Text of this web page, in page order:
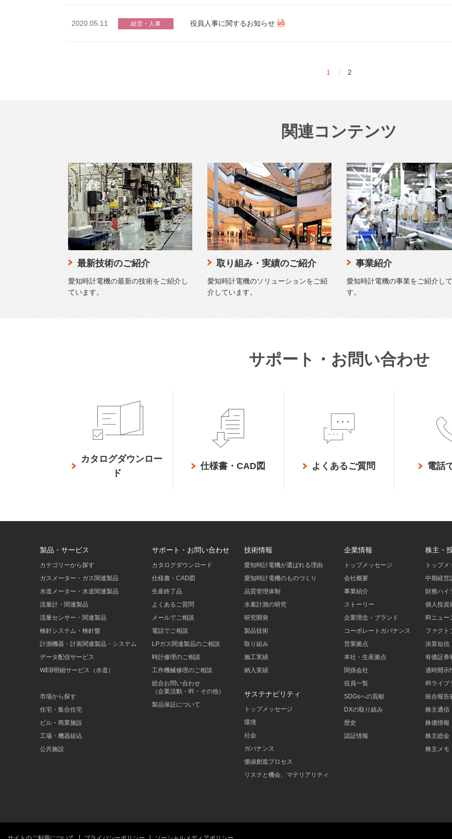
2020.05.11 経営・人事 役員人事に関するお知らせ
1 2
関連コンテンツ
最新技術のご紹介
愛知時計電機の最新の技術をご紹介し
ています。
取り組み・実績のご紹介
愛知時計電機のソリューションをご紹
介しています。
事業紹介
愛知時計電機の事業をご紹介し
す。
サポート・お問い合わせ
カタログダウンロー
ド
仕様書・CAD図 よくあるご質問 電話
製品・サービス
カテゴリーから探す
ガスメーター・ガス関連製品
水道メーター・水道関連製品
流量計・関連製品
流量センサー・関連製品
検針システム・検針盤
計測機器・計装関連製品・システム
データ配信サービス
WEB明細サービス（水道）
市場から探す
住宅・集合住宅
ビル・商業施設
工場・機器組込
公共施設
サポート・お問い合わせ
カタログダウンロード
仕様書・CAD図
生産終了品
よくあるご質問
メールでご相談
電話でご相談
LPガス関連製品のご相談
時計修理のご相談
工作機械修理のご相談
総合お問い合わせ
（企業活動・IR・その他）
製品保証について
技術情報
愛知時計電機が選ばれる理由
愛知時計電機のものづくり
品質管理体制
水素計測の研究
研究開発
製品技術
取り組み
施工実績
納入実績
サステナビリティ
トップメッセージ
環境
社会
ガバナンス
価値創造プロセス
リスクと機会、マテリアリティ
企業情報
トップメッセージ
会社概要
事業紹介
ストーリー
企業理念・ブランド
コーポレートガバナンス
営業拠点
本社・生産拠点
関係会社
役員一覧
SDGsへの貢献
DXの取り組み
歴史
認証情報
株主・
トップメ
中期経営
財務ハイ
個人投資
IRニュー
ファクト
決算短信
有価証券
適時開示
IRライブ
統合報告
株主通信
株価情報
株主総会
株主メモ